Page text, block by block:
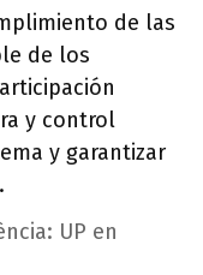
de las
de los
y control
y garantizar
UP en